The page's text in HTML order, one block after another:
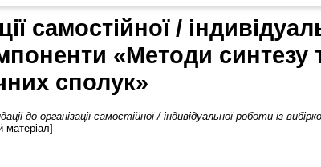
самостійної /
«Методи синтезу
сполук»
до організації самостійної / індивідуальної роботи із
матеріал]